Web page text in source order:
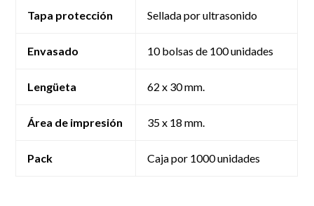
Tapa protección Sellada por ultrasonido
Envasado 10 bolsas de 100 unidades
Lengüeta 62 x 30 mm.
Área de impresión 35 x 18 mm.
Pack Caja por 1000 unidades